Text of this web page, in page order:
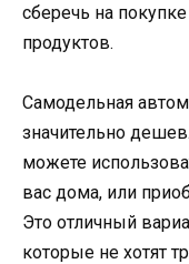
сберечь на
продуктов.
Самодельная
значительно
можете
вас дома, или
Это отличный
которые не хотят